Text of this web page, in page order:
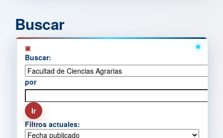
Buscar
Buscar:
por
Filtros actuales: